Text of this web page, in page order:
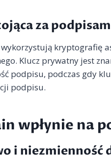
za
kryptografię
Klucz prywatny jest
podpisu, podczas gdy
podpisu.
wpłynie na
i niezmienność